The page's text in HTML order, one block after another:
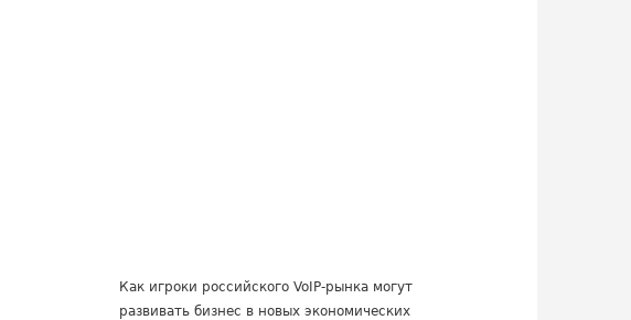
Как игроки российского VoIP-рынка могут
развивать бизнес в новых экономических